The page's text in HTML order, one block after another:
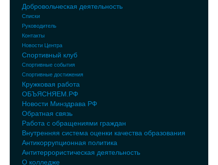
Добровольческая деятельность
Списки
Руководитель
Контакты
Новости Центра
Спортивный клуб
Спортивные события
Спортивные достижения
Кружковая работа
ОБЪЯСНЯЕМ.РФ
Новости Минздрава РФ
Обратная связь
Работа с обращениями граждан
Внутренняя система оценки качества образования
Антикоррупционная политика
Антитеррористическая деятельность
О колледже